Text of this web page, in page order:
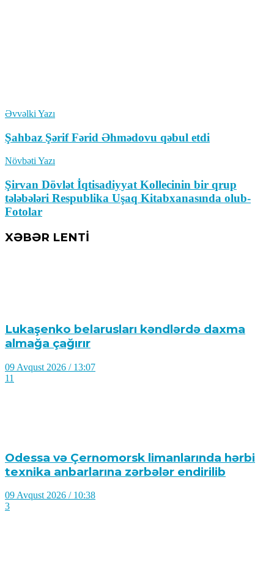
Əvvəlki Yazı
Şahbaz Şərif Fərid Əhmədovu qəbul etdi
Növbəti Yazı
Şirvan Dövlət İqtisadiyyat Kollecinin bir qrup
tələbələri Respublika Uşaq Kitabxanasında olub-
Fotolar
XƏBƏR LENTİ
Lukaşenko belarusları kəndlərdə daxma
almağa çağırır
09 Avqust 2026 / 13:07
11
Odessa və Çernomorsk limanlarında hərbi
texnika anbarlarına zərbələr endirilib
09 Avqust 2026 / 10:38
3